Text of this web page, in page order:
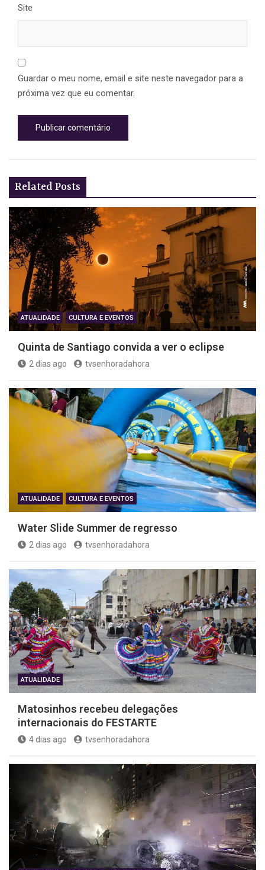
Site
Guardar o meu nome, email e site neste navegador para a
próxima vez que eu comentar.
Related Posts
ATUALIDADE CULTURA E EVENTOS
Quinta de Santiago convida a ver o eclipse
2 dias ago tvsenhoradahora
ATUALIDADE CULTURA E EVENTOS
Water Slide Summer de regresso
2 dias ago tvsenhoradahora
ATUALIDADE
Matosinhos recebeu delegações
internacionais do FESTARTE
4 dias ago tvsenhoradahora